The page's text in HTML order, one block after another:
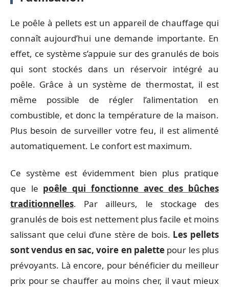
Le poêle à pellets est un appareil de chauffage qui
connaît aujourd’hui une demande importante. En
effet, ce système s’appuie sur des granulés de bois
qui sont stockés dans un réservoir intégré au
poêle. Grâce à un système de thermostat, il est
même possible de régler l’alimentation en
combustible, et donc la température de la maison.
Plus besoin de surveiller votre feu, il est alimenté
automatiquement. Le confort est maximum.
Ce système est évidemment bien plus pratique
que le poêle qui fonctionne avec des bûches
traditionnelles. Par ailleurs, le stockage des
granulés de bois est nettement plus facile et moins
salissant que celui d’une stère de bois. Les pellets
sont vendus en sac, voire en palette pour les plus
prévoyants. Là encore, pour bénéficier du meilleur
prix pour se chauffer au moins cher, il vaut mieux